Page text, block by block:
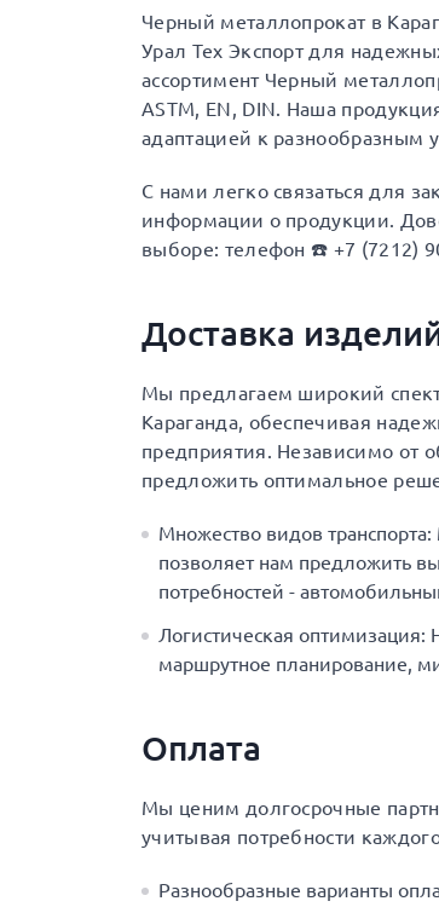
Черный металлопрокат в
Урал Тех Экспорт для
ассортимент Черный
ASTM, EN, DIN. Наша
адаптацией к разнообразным
С нами легко связаться для
информации о продукции.
выборе: телефон ☎️ +7 (7212)
Доставка
Мы предлагаем широкий
Караганда, обеспечивая
предприятия. Независимо от
предложить оптимальное
Множество видов
позволяет нам предложить
потребностей -
Логистическая оптимизация:
маршрутное планирование,
Оплата
Мы ценим долгосрочные
учитывая потребности
Разнообразные варианты